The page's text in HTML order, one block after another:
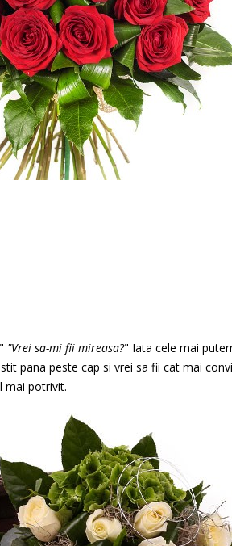
" "Vrei sa-mi fii mireasa?" Iata cele mai
pana peste cap si vrei sa fii cat mai
mai potrivit.